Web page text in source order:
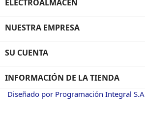
ELECTROALMACEN
NUESTRA EMPRESA
SU CUENTA
INFORMACIÓN DE LA TIENDA
Diseñado por Programación Integral